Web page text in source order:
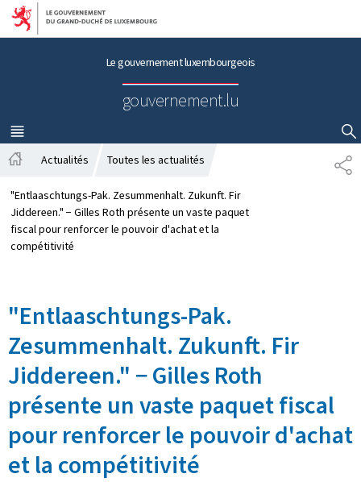
Aller au menu principal
Aller au contenu
Le gouvernement luxembourgeois
gouvernement.lu
MENU
PRINCIPAL
AFFICHER / MASQUER LA RECHERCHE
P
A
c
u
e
Actualités Toutes les actualités
"Entlaaschtungs-Pak. Zesummenhalt. Zukunft. Fir
Jiddereen." − Gilles Roth présente un vaste paquet
fiscal pour renforcer le pouvoir d'achat et la
compétitivité
"Entlaaschtungs-Pak.
Zesummenhalt. Zukunft. Fir
Jiddereen." − Gilles Roth
présente un vaste paquet fiscal
pour renforcer le pouvoir d'achat
et la compétitivité